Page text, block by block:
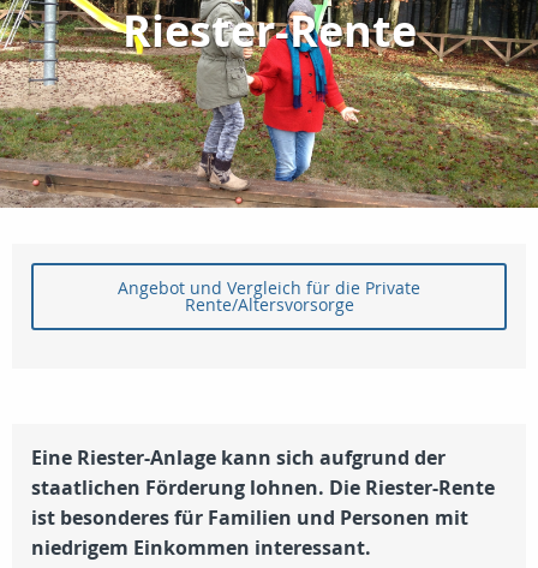
Riester-Rente
Angebot und Vergleich für die Private
Rente/Altersvorsorge
Eine Riester-Anlage kann sich aufgrund der
staatlichen Förderung lohnen. Die Riester-Rente
ist besonderes für Familien und Personen mit
niedrigem Einkommen interessant.